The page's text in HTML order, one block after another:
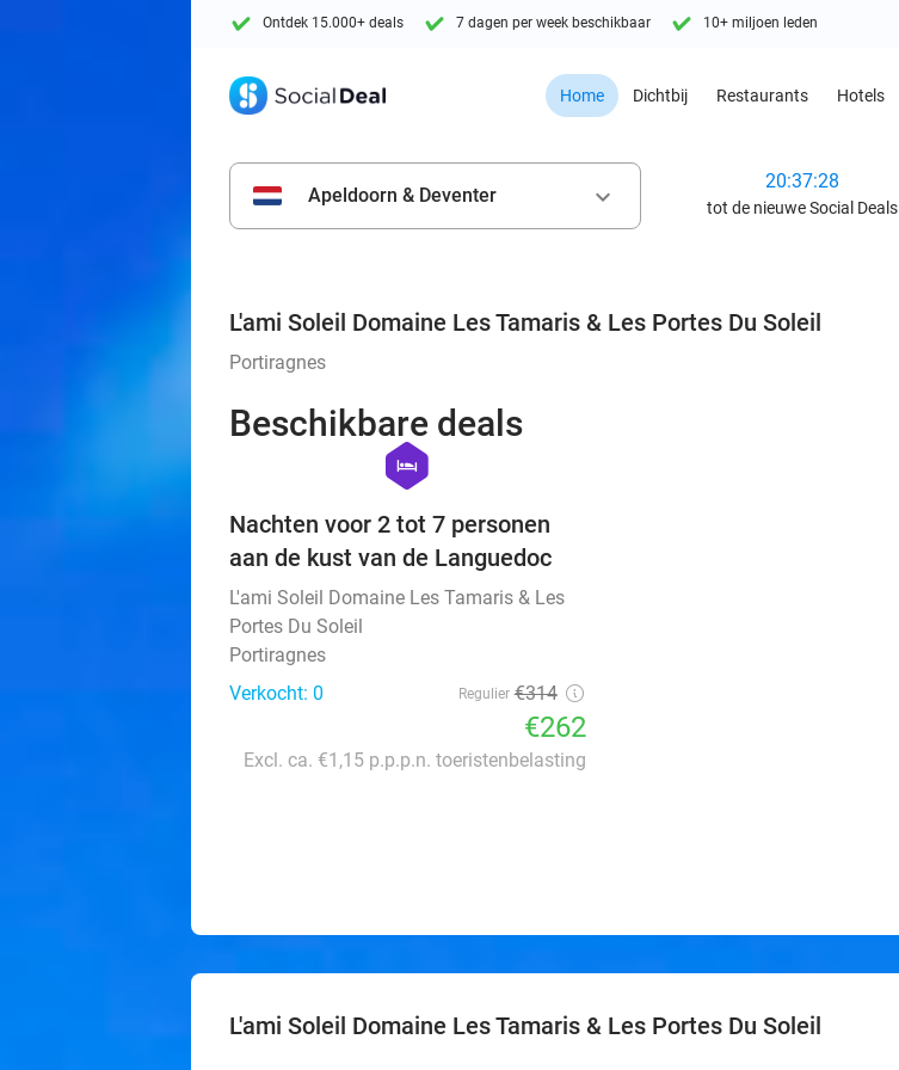
Ontdek 15.000+ deals 7 dagen per week beschikbaar 10+ miljoen leden
Home Dichtbij Restaurants Hotels
Apeldoorn & Deventer keyboard_arrow_down
20:37:27
tot de nieuwe Social Deals
L'ami Soleil Domaine Les Tamaris & Les Portes Du Soleil
Portiragnes
Beschikbare deals
hexagon
hotel
Nachten voor 2 tot 7 personen
aan de kust van de Languedoc
L'ami Soleil Domaine Les Tamaris & Les
Portes Du Soleil
Portiragnes
Verkocht: 0
Regulier €314
€262
Excl. ca. €1,15 p.p.p.n. toeristenbelasting
L'ami Soleil Domaine Les Tamaris & Les Portes Du Soleil